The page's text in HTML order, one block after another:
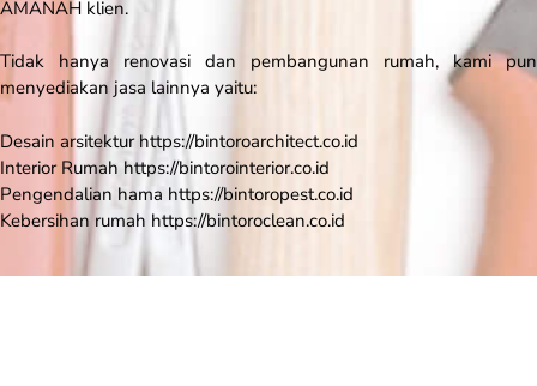
AMANAH klien.
Tidak hanya renovasi dan pembangunan rumah, kami pun
menyediakan jasa lainnya yaitu:
Desain arsitektur https://bintoroarchitect.co.id
Interior Rumah https://bintorointerior.co.id
Pengendalian hama https://bintoropest.co.id
Kebersihan rumah https://bintoroclean.co.id